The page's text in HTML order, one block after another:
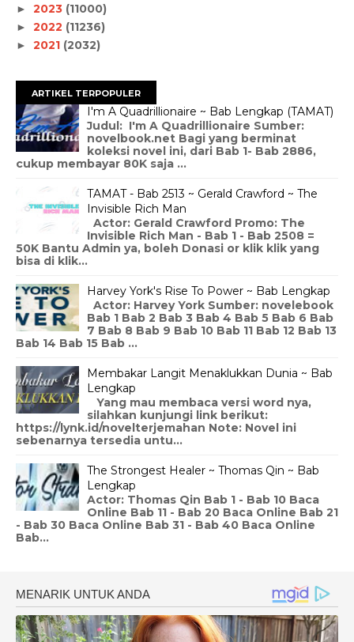
► 2023 (11000)
► 2022 (11236)
► 2021 (2032)
ARTIKEL TERPOPULER
I'm A Quadrillionaire ~ Bab Lengkap (TAMAT)
Judul: I'm A Quadrillionaire Sumber:
novelbook.net Bagi yang berminat
koleksi novel ini, dari Bab 1- Bab 2886,
cukup membayar 80K saja ...
TAMAT - Bab 2513 ~ Gerald Crawford ~ The
Invisible Rich Man
Actor: Gerald Crawford Promo: The
Invisible Rich Man - Bab 1 - Bab 2508 =
50K Bantu Admin ya, boleh Donasi or klik klik yang
bisa di klik...
Harvey York's Rise To Power ~ Bab Lengkap
Actor: Harvey York Sumber: novelebook
Bab 1 Bab 2 Bab 3 Bab 4 Bab 5 Bab 6 Bab
7 Bab 8 Bab 9 Bab 10 Bab 11 Bab 12 Bab 13
Bab 14 Bab 15 Bab ...
Membakar Langit Menaklukkan Dunia ~ Bab
Lengkap
Yang mau membaca versi word nya,
silahkan kunjungi link berikut:
https://lynk.id/novelterjemahan Note: Novel ini
sebenarnya tersedia untu...
The Strongest Healer ~ Thomas Qin ~ Bab
Lengkap
Actor: Thomas Qin Bab 1 - Bab 10 Baca
Online Bab 11 - Bab 20 Baca Online Bab 21
- Bab 30 Baca Online Bab 31 - Bab 40 Baca Online
Bab...